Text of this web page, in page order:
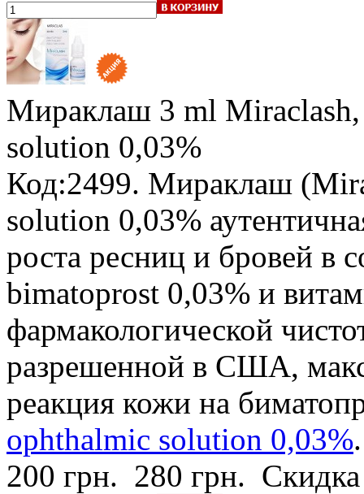
Мираклаш 3 ml
solution 0,03%
Код:2499. Мираклаш
solution 0,03%
роста ресниц и бровей в
bimatoprost 0,03% и
фармакологической
разрешенной в США,
реакция кожи на
ophthalmic solution 0,03%.
200 грн. 280 грн.